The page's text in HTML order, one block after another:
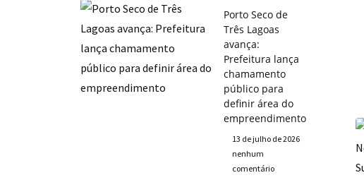
Porto Seco de
Três Lagoas
avança:
Prefeitura lança
chamamento
público para
definir área do
empreendimento
13 de julho de 2026
nenhum
comentário